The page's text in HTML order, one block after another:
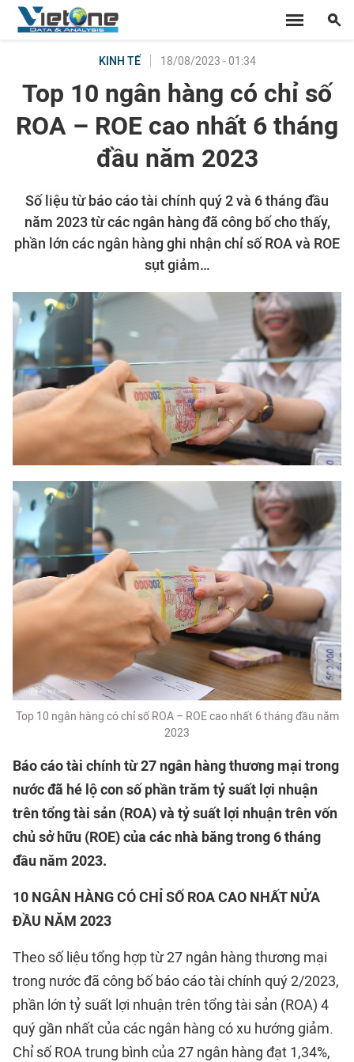
KINH TẾ 18/08/2023 - 01:34
Top 10 ngân hàng có chỉ số
ROA – ROE cao nhất 6 tháng
đầu năm 2023
Số liệu từ báo cáo tài chính quý 2 và 6 tháng đầu
năm 2023 từ các ngân hàng đã công bố cho thấy,
phần lớn các ngân hàng ghi nhận chỉ số ROA và ROE
sụt giảm…
Top 10 ngân hàng có chỉ số ROA – ROE cao nhất 6 tháng đầu năm
2023
Báo cáo tài chính từ 27 ngân hàng thương mại trong
nước đã hé lộ con số phần trăm tỷ suất lợi nhuận
trên tổng tài sản (ROA) và tỷ suất lợi nhuận trên vốn
chủ sở hữu (ROE) của các nhà băng trong 6 tháng
đầu năm 2023.
10 NGÂN HÀNG CÓ CHỈ SỐ ROA CAO NHẤT NỬA
ĐẦU NĂM 2023
Theo số liệu tổng hợp từ 27 ngân hàng thương mại
trong nước đã công bố báo cáo tài chính quý 2/2023,
phần lớn tỷ suất lợi nhuận trên tổng tài sản (ROA) 4
quý gần nhất của các ngân hàng có xu hướng giảm.
Chỉ số ROA trung bình của 27 ngân hàng đạt 1,34%,